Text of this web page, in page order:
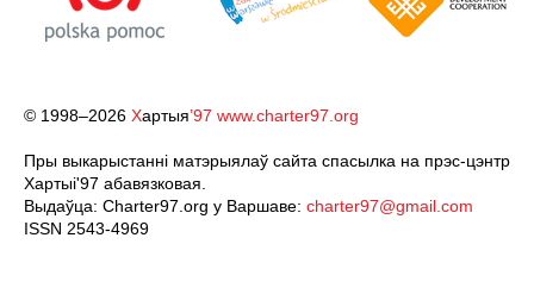
© 1998–2026 Хартыя’97 www.charter97.org
Пры выкарыстанні матэрыялаў сайта спасылка на прэс-цэнтр
Хартыi'97 абавязковая.
Выдаўца: Charter97.org у Варшаве: charter97@gmail.com
ISSN 2543-4969